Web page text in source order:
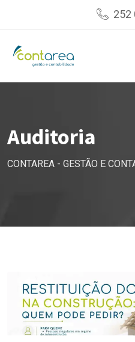
252
Auditoria
CONTAREA - GESTÃO E